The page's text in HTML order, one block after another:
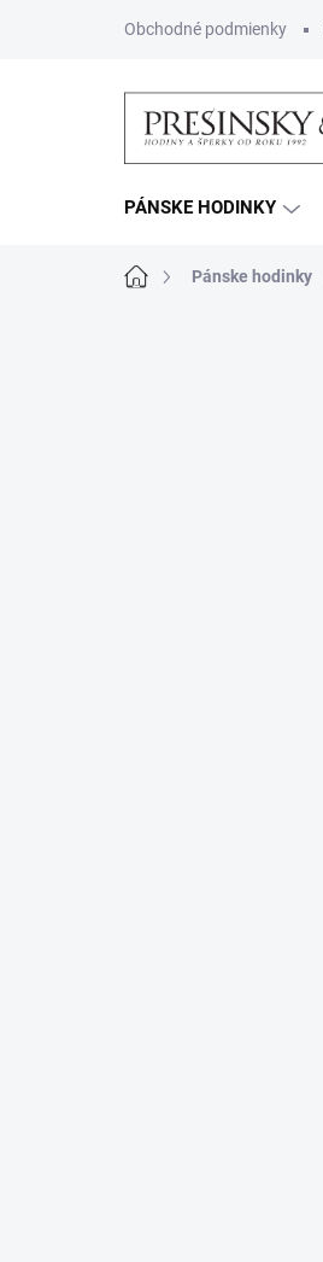
Obchodné podmienky
PÁNSKE HODINKY
DomovPánske hodinky